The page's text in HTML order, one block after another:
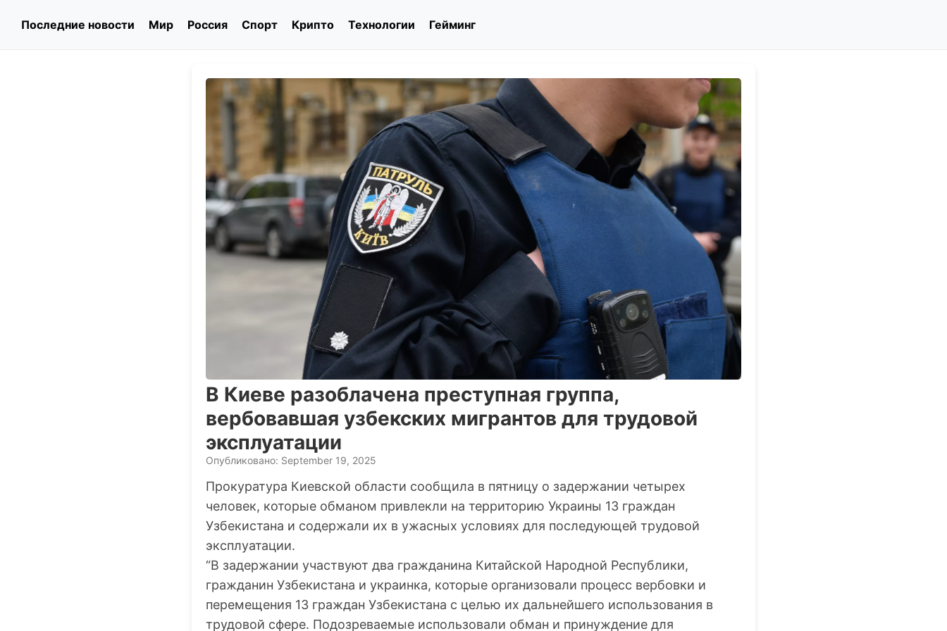
Последние новости Мир Россия Спорт Крипто Технологии Гейминг
В Киеве разоблачена преступная группа,
вербовавшая узбекских мигрантов для трудовой
эксплуатации
Опубликовано: September 19, 2025
Прокуратура Киевской области сообщила в пятницу о задержании четырех
человек, которые обманом привлекли на территорию Украины 13 граждан
Узбекистана и содержали их в ужасных условиях для последующей трудовой
эксплуатации.
“В задержании участвуют два гражданина Китайской Народной Республики,
гражданин Узбекистана и украинка, которые организовали процесс вербовки и
перемещения 13 граждан Узбекистана с целью их дальнейшего использования в
трудовой сфере. Подозреваемые использовали обман и принуждение для